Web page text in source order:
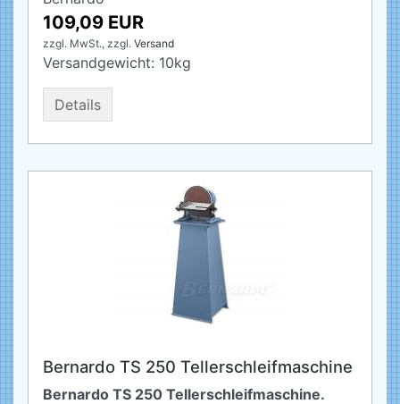
109,09 EUR
zzgl. MwSt., zzgl. Versand
Versandgewicht: 10kg
Details
Bernardo TS 250 Tellerschleifmaschine
Bernardo TS 250 Tellerschleifmaschine.